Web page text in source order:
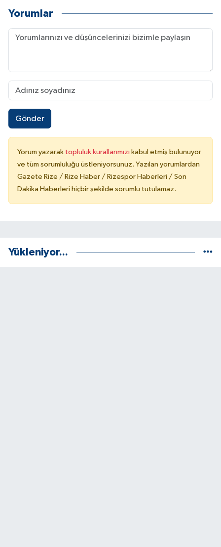
Yorumlar
Gönder
Yorum yazarak topluluk kurallarımızı kabul etmiş bulunuyor
ve tüm sorumluluğu üstleniyorsunuz. Yazılan yorumlardan
Gazete Rize / Rize Haber / Rizespor Haberleri / Son
Dakika Haberleri hiçbir şekilde sorumlu tutulamaz.
Yükleniyor...